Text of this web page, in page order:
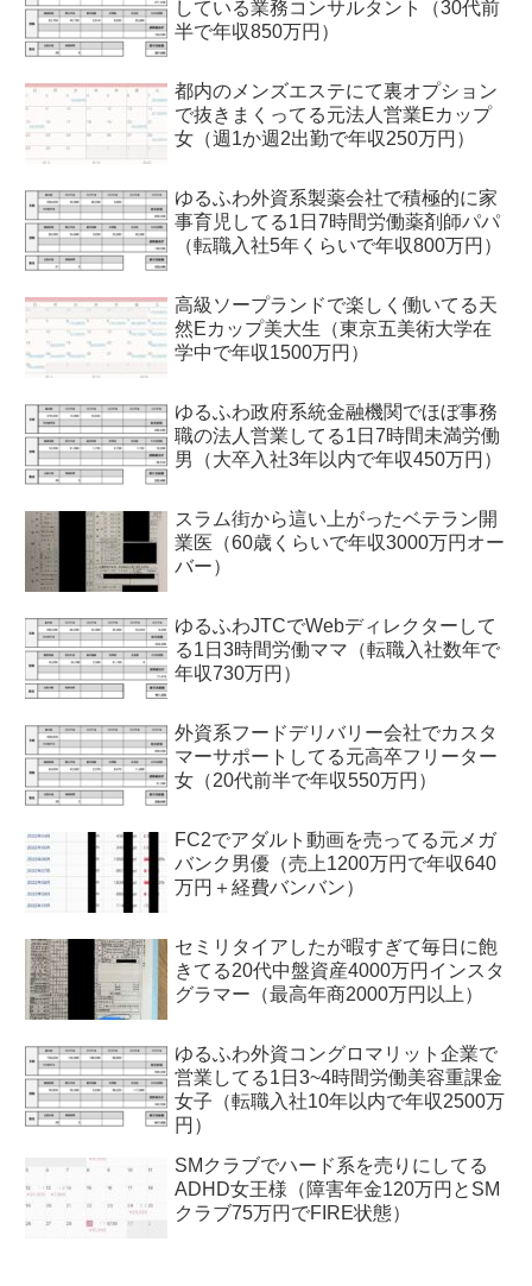
している業務コンサルタント（30代前
半で年収850万円）
都内のメンズエステにて裏オプション
で抜きまくってる元法人営業Eカップ
女（週1か週2出勤で年収250万円）
ゆるふわ外資系製薬会社で積極的に家
事育児してる1日7時間労働薬剤師パパ
（転職入社5年くらいで年収800万円）
高級ソープランドで楽しく働いてる天
然Eカップ美大生（東京五美術大学在
学中で年収1500万円）
ゆるふわ政府系統金融機関でほぼ事務
職の法人営業してる1日7時間未満労働
男（大卒入社3年以内で年収450万円）
スラム街から這い上がったベテラン開
業医（60歳くらいで年収3000万円オー
バー）
ゆるふわJTCでWebディレクターして
る1日3時間労働ママ（転職入社数年で
年収730万円）
外資系フードデリバリー会社でカスタ
マーサポートしてる元高卒フリーター
女（20代前半で年収550万円）
FC2でアダルト動画を売ってる元メガ
バンク男優（売上1200万円で年収640
万円＋経費バンバン）
セミリタイアしたが暇すぎて毎日に飽
きてる20代中盤資産4000万円インスタ
グラマー（最高年商2000万円以上）
ゆるふわ外資コングロマリット企業で
営業してる1日3~4時間労働美容重課金
女子（転職入社10年以内で年収2500万
円）
SMクラブでハード系を売りにしてる
ADHD女王様（障害年金120万円とSM
クラブ75万円でFIRE状態）